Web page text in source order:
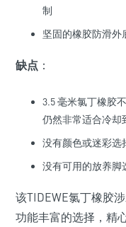
制
坚固的橡胶防滑外
缺点 ：
3.5 毫米氯丁橡胶
仍然非常适合冷却
没有颜色或迷彩选
没有可用的放养脚
该TIDEWE氯丁橡胶
功能丰富的选择，精